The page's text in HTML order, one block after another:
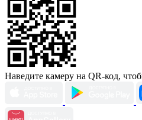
Наведите камеру на QR-код,